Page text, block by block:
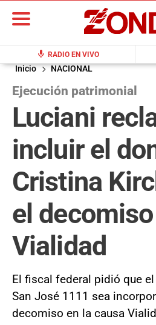
mic RADIO EN VIVO
Inicio NACIONAL
Ejecución patrimonial
Luciani
incluir el
Cristina
el
Vialidad
El fiscal federal pidió que
San José 1111 sea
decomiso en la causa